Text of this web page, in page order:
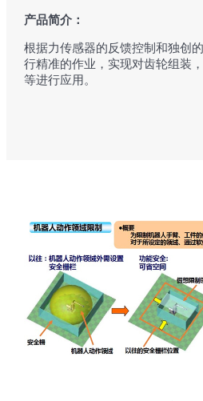
产品简介：
根据力传感器的反馈控制和独创
行精准的作业，实现对齿轮组装
等进行应用。